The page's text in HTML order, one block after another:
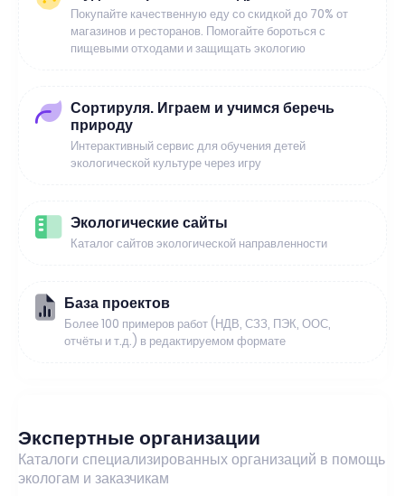
Покупайте качественную еду со скидкой до 70% от
магазинов и ресторанов. Помогайте бороться с
пищевыми отходами и защищать экологию
Сортируля. Играем и учимся беречь
природу
Интерактивный сервис для обучения детей
экологической культуре через игру
Экологические сайты
Каталог сайтов экологической направленности
База проектов
Более 100 примеров работ (НДВ, СЗЗ, ПЭК, ООС,
отчёты и т.д.) в редактируемом формате
Экспертные организации
Каталоги специализированных организаций в помощь
экологам и заказчикам